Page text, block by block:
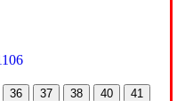
36 37 38 40
41